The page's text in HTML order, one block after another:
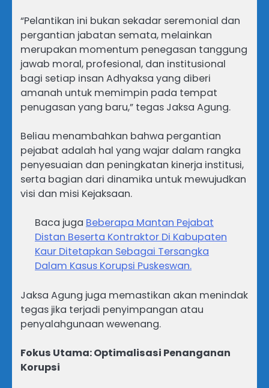
“Pelantikan ini bukan sekadar seremonial dan
pergantian jabatan semata, melainkan
merupakan momentum penegasan tanggung
jawab moral, profesional, dan institusional
bagi setiap insan Adhyaksa yang diberi
amanah untuk memimpin pada tempat
penugasan yang baru,” tegas Jaksa Agung.
Beliau menambahkan bahwa pergantian
pejabat adalah hal yang wajar dalam rangka
penyesuaian dan peningkatan kinerja institusi,
serta bagian dari dinamika untuk mewujudkan
visi dan misi Kejaksaan.
Baca juga Beberapa Mantan Pejabat
Distan Beserta Kontraktor Di Kabupaten
Kaur Ditetapkan Sebagai Tersangka
Dalam Kasus Korupsi Puskeswan.
Jaksa Agung juga memastikan akan menindak
tegas jika terjadi penyimpangan atau
penyalahgunaan wewenang.
Fokus Utama: Optimalisasi Penanganan
Korupsi